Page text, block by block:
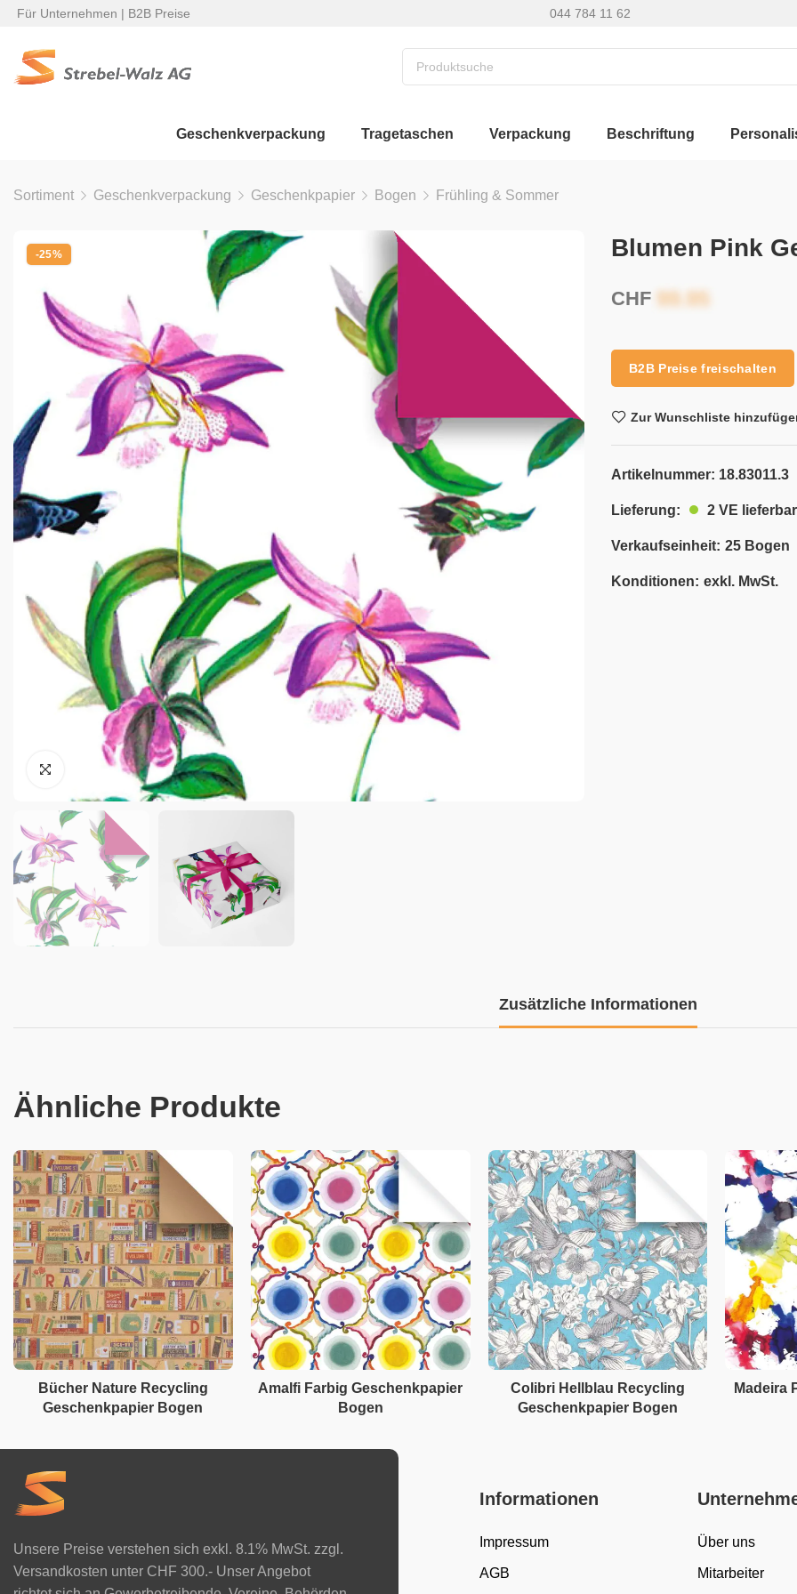
Für Unternehmen | B2B Preise 044 784 11 62
Geschenkverpackung Tragetaschen Verpackung Beschriftung
Sortiment Geschenkverpackung Geschenkpapier Bogen Frühling & Sommer
-25% Blumen Pink
CHF
B2B Preise freischalten
Zur Wunschliste
Artikelnummer: 18.83011.3
Lieferung: 2 VE lieferbar
Verkaufseinheit: 25 Bogen
Konditionen: exkl. MwSt.
Zusätzliche Informationen
Ähnliche Produkte
Bücher Nature Recycling
Geschenkpapier Bogen
Amalfi Farbig Geschenkpapier
Bogen
Colibri Hellblau Recycling
Geschenkpapier Bogen
Madeira
Unsere Preise verstehen sich exkl. 8.1% MwSt. zzgl.
Versandkosten unter CHF 300.- Unser Angebot
Informationen
Impressum
AGB
Über uns
Mitarbeiter